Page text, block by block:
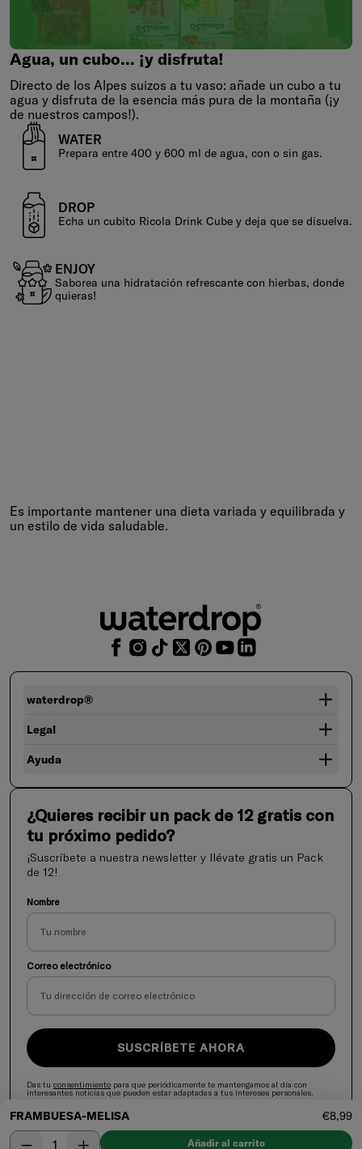
FRAMBUESA-MELISA Precio
€8,99
Seleccionar cantidad
Disminuir Aumentar Añadir al carrito
Agua, un cubo... ¡y disfruta!
Agua, un cubo... ¡y disfruta!
Directo de los Alpes suizos a tu vaso: añade un cubo a tu
agua y disfruta de la esencia más pura de la montaña (¡y
de nuestros campos!).
WATER
Prepara entre 400 y 600 ml de agua, con o sin gas.
DROP
Echa un cubito Ricola Drink Cube y deja que se disuelva.
ENJOY
Saborea una hidratación refrescante con hierbas, donde
quieras!
Es importante mantener una dieta variada y equilibrada y
un estilo de vida saludable.
waterdrop®
Legal
Ayuda
¿Quieres recibir un pack de 12 gratis con
tu próximo pedido?
¡Suscríbete a nuestra newsletter y llévate gratis un Pack
de 12!
Nombre
Correo electrónico
SUSCRÍBETE AHORA
Das tu consentimiento para que periódicamente te mantengamos al día con
interesantes noticias que pueden estar adaptadas a tus intereses personales.